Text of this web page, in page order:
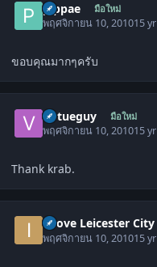
pippae มือใหม่
พฤศจิกายน 10, 201015 yr
ขอบคุณมากๆครับ
virtueguy มือใหม่
พฤศจิกายน 10, 201015 yr
Thank krab.
I Love Leicester City
พฤศจิกายน 10, 201015 yr